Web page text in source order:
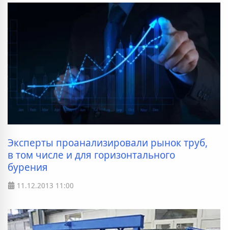
Эксперты проанализировали рынок труб,
в том числе и для горизонтального
бурения
11.12.2013 11:00